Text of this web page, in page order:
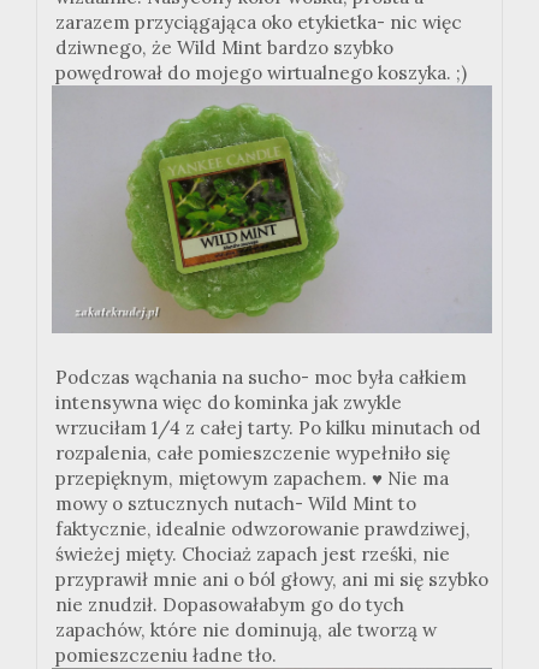
zarazem przyciągająca oko etykietka- nic więc
dziwnego, że Wild Mint bardzo szybko
powędrował do mojego wirtualnego koszyka. ;)
Podczas wąchania na sucho- moc była całkiem
intensywna więc do kominka jak zwykle
wrzuciłam 1/4 z całej tarty. Po kilku minutach od
rozpalenia, całe pomieszczenie wypełniło się
przepięknym, miętowym zapachem. ♥ Nie ma
mowy o sztucznych nutach- Wild Mint to
faktycznie, idealnie odwzorowanie prawdziwej,
świeżej mięty. Chociaż zapach jest rześki, nie
przyprawił mnie ani o ból głowy, ani mi się szybko
nie znudził. Dopasowałabym go do tych
zapachów, które nie dominują, ale tworzą w
pomieszczeniu ładne tło.